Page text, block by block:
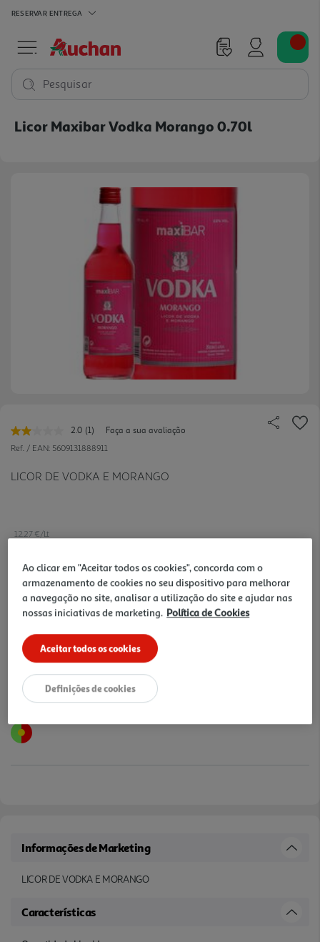
RESERVAR ENTREGA
Pesquisar
Licor Maxibar Vodka Morango 0.70l
2.0 Leu
uma
Link
para
(1)
Faça a sua avaliação
Ref. / EAN: 5609131888911
LICOR DE VODKA E MORANGO
12.27 €/Lt
8,59 €
Notas de preparação
Informações de Marketing
LICOR DE VODKA E MORANGO
Características
Ao clicar em "Aceitar todos os cookies", concorda com o
armazenamento de cookies no seu dispositivo para melhorar
a navegação no site, analisar a utilização do site e ajudar nas
nossas iniciativas de marketing. Política de Cookies
Aceitar todos os cookies
Definições de cookies